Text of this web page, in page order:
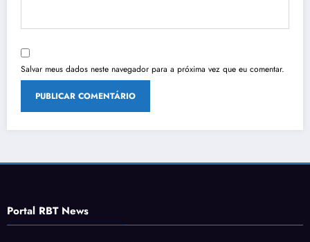
Salvar meus dados neste navegador para a próxima vez que eu comentar.
Portal RBT News